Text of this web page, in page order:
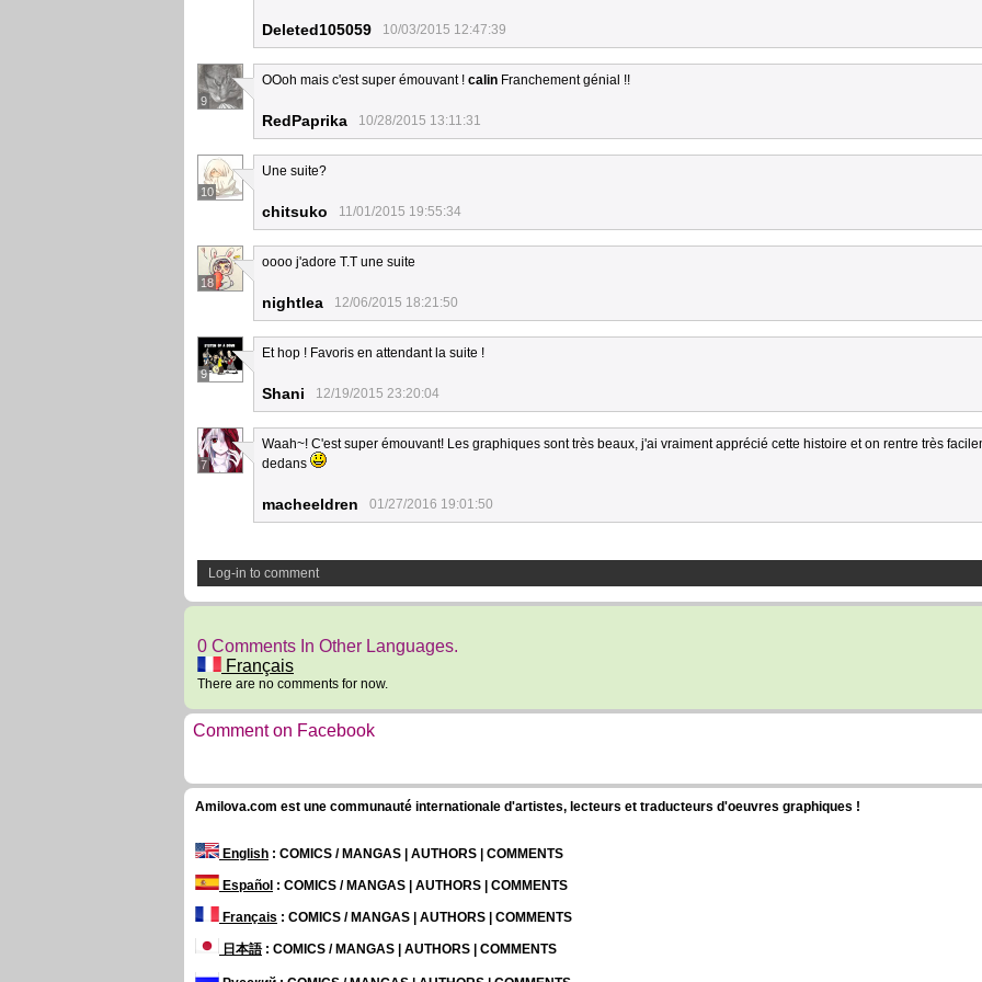
Deleted105059 10/03/2015 12:47:39
9
OOoh mais c'est super émouvant ! calin Franchement génial !!
RedPaprika 10/28/2015 13:11:31
10
Une suite?
chitsuko 11/01/2015 19:55:34
18
oooo j'adore T.T une suite
nightlea 12/06/2015 18:21:50
9
Et hop ! Favoris en attendant la suite !
Shani 12/19/2015 23:20:04
7
Waah~! C'est super émouvant! Les graphiques sont très beaux, j'ai vraiment apprécié cette histoire et on rentre très
dedans
macheeldren 01/27/2016 19:01:50
Log-in to comment
0 Comments In Other Languages.
Français
There are no comments for now.
Comment on Facebook
Amilova.com est une communauté internationale d'artistes, lecteurs et traducteurs d'oeuvres graphiques !
English : COMICS / MANGAS | AUTHORS | COMMENTS
Español : COMICS / MANGAS | AUTHORS | COMMENTS
Français : COMICS / MANGAS | AUTHORS | COMMENTS
日本語: COMICS / MANGAS | AUTHORS | COMMENTS